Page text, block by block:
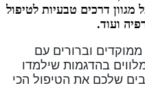
דרכים טבעיות לטיפול
ועוד.
ממוקדים וברורים עם
בהדגמות שילמדו
שלכם את הטיפול הכי